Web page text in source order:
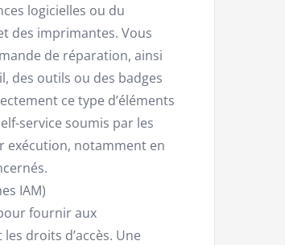
logicielles ou du
des imprimantes. Vous
de réparation, ainsi
des outils ou des badges
ce type d’éléments
service soumis par les
exécution, notamment en
IAM)
fournir aux
droits d’accès. Une